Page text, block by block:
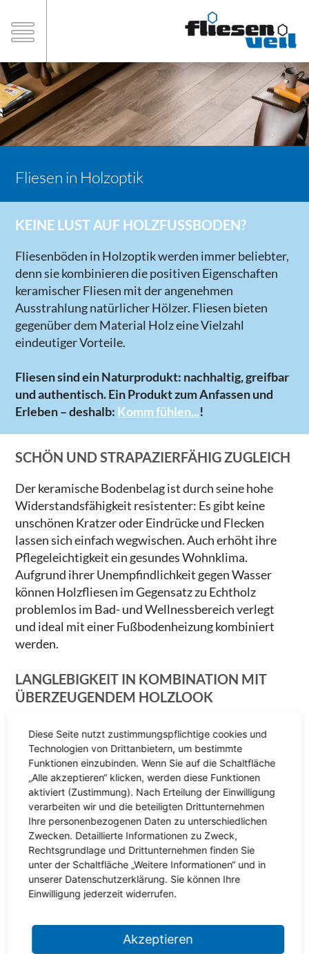
Fliesen in Holzoptik
KEINE LUST AUF HOLZFUSSBODEN?
Fliesenböden in Holzoptik werden immer beliebter,
denn sie kombinieren die positiven Eigenschaften
keramischer Fliesen mit der angenehmen
Ausstrahlung natürlicher Hölzer. Fliesen bieten
gegenüber dem Material Holz eine Vielzahl
eindeutiger Vorteile.
Fliesen sind ein Naturprodukt: nachhaltig, greifbar
und authentisch. Ein Produkt zum Anfassen und
Erleben – deshalb: Komm fühlen...!
SCHÖN UND STRAPAZIERFÄHIG ZUGLEICH
Der keramische Bodenbelag ist durch seine hohe
Widerstandsfähigkeit resistenter: Es gibt keine
unschönen Kratzer oder Eindrücke und Flecken
lassen sich einfach wegwischen. Auch erhöht ihre
Pflegeleichtigkeit ein gesundes Wohnklima.
Aufgrund ihrer Unempfindlichkeit gegen Wasser
können Holzfliesen im Gegensatz zu Echtholz
problemlos im Bad- und Wellnessbereich verlegt
und ideal mit einer Fußbodenheizung kombiniert
werden.
LANGLEBIGKEIT IN KOMBINATION MIT
ÜBERZEUGENDEM HOLZLOOK
Mittels neuester Technologien sind gut verlegte
Fliesen in Holzoptik von echtem Holz nicht mehr zu
unterscheiden. Holzfliesen werden mit einem
digitalen Druckverfahren hergestellt und sehen
echtem Parkett- oder Dielenboden täuschend
ähnlich. Anders als Holz behalten sie aber auch nach
Jahren ihre ursprüngliche Optik bei und sind somit
eine lohnenswerte Investition.
VIELFÄLTIGE
VARIATIONSMÖGLICHKEITEN: IM
ODER MIT FISCHGRÄTMUSTER.
Diese Seite nutzt zustimmungspflichtige cookies und
Technologien von Drittanbietern, um bestimmte
Funktionen einzubinden. Wenn Sie auf die Schaltfläche
„Alle akzeptieren“ klicken, werden diese Funktionen
aktiviert (Zustimmung). Nach Erteilung der Einwilligung
verarbeiten wir und die beteiligten Drittunternehmen
Ihre personenbezogenen Daten zu unterschiedlichen
Zwecken. Detaillierte Informationen zu Zweck,
Rechtsgrundlage und Drittunternehmen finden Sie
unter der Schaltfläche „Weitere Informationen“ und in
unserer Datenschutzerklärung. Sie können Ihre
Einwilligung jederzeit widerrufen.
Akzeptieren